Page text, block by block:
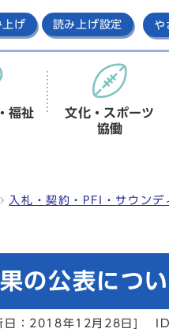
上げ 読み上げ設定 や
福祉
文化・スポーツ
協働
入札・契約・PFI・サウンデ
の公表につ
日：2018年12月28日]